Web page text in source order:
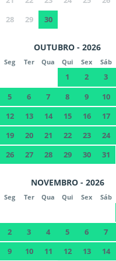
28
29 30
OUTUBRO - 2026
Seg Ter Qua Qui Sex Sáb
1 2 3
5
6 7 8 9 10
12
13 14 15 16 17
19
20 21 22 23 24
26
27 28 29 30 31
NOVEMBRO - 2026
Seg Ter Qua Qui Sex Sáb
2
3 4 5 6 7
9
10 11 12 13 14